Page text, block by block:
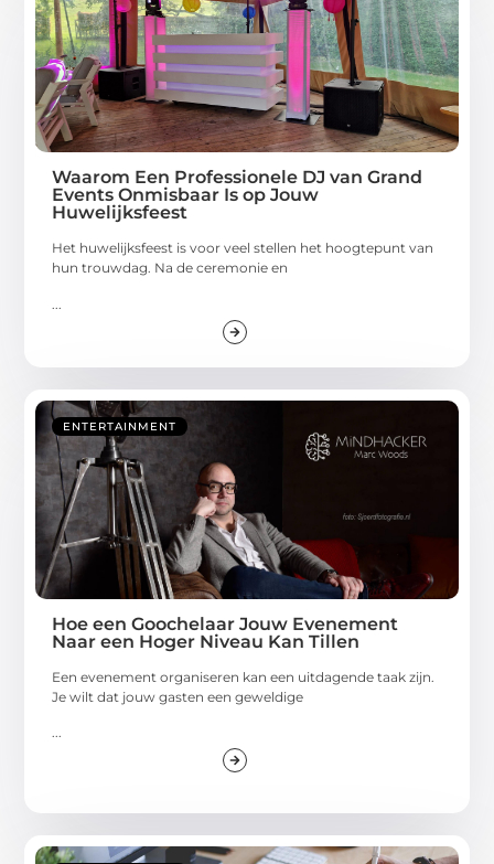
Waarom Een Professionele DJ van Grand
Events Onmisbaar Is op Jouw
Huwelijksfeest
Het huwelijksfeest is voor veel stellen het hoogtepunt van
hun trouwdag. Na de ceremonie en
ENTERTAINMENT
Hoe een Goochelaar Jouw Evenement
Naar een Hoger Niveau Kan Tillen
Een evenement organiseren kan een uitdagende taak zijn.
Je wilt dat jouw gasten een geweldige
...